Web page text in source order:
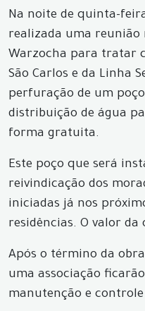
Na noite de quinta-
realizada uma reunião
Warzocha para tratar
São Carlos e da Linha
perfuração de um
distribuição de água
forma gratuita.
Este poço que será
reivindicação dos
iniciadas já nos
residências. O valor da
Após o término da
uma associação
manutenção e controle